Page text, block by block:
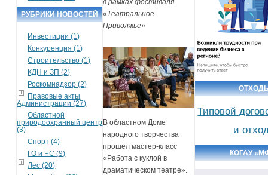
РУБРИКИ НОВОСТЕЙ
Инвестиции (1)
Конкуренция (1)
Строительство (1)
КДН и ЗП (2)
Роскомнадзор (2)
Правовые акты
Администрации (27)
Областной
природоохранный центр
(3)
Спорт (4)
ГО и ЧС (9)
Лес (20)
в рамках фестиваля
«Театральное
Приволжье»
В областном Доме
народного творчества
прошел мастер-класс
«Работа с куклой в
драматическом театре».
Типовой
и
КОГАУ